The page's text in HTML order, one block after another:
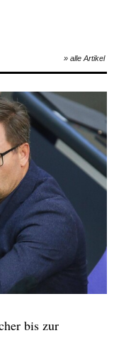
» alle Artikel
bis zur